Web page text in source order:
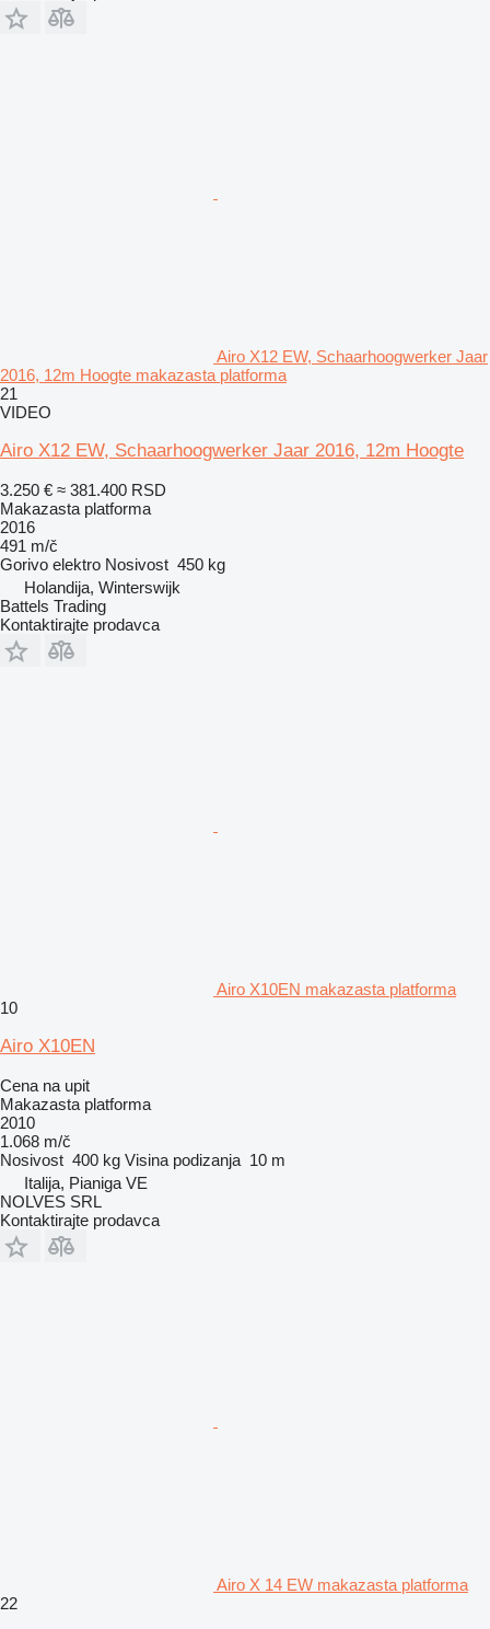
Airo X12 EW, Schaarhoogwerker Jaar
2016, 12m Hoogte makazasta platforma
21
VIDEO
Airo X12 EW, Schaarhoogwerker Jaar 2016, 12m Hoogte
3.250 € ≈ 381.400 RSD
Makazasta platforma
2016
491 m/č
Gorivo elektro Nosivost 450 kg
Holandija, Winterswijk
Battels Trading
Kontaktirajte prodavca
Airo X10EN makazasta platforma
10
Airo X10EN
Cena na upit
Makazasta platforma
2010
1.068 m/č
Nosivost 400 kg Visina podizanja 10 m
Italija, Pianiga VE
NOLVES SRL
Kontaktirajte prodavca
Airo X 14 EW makazasta platforma
22